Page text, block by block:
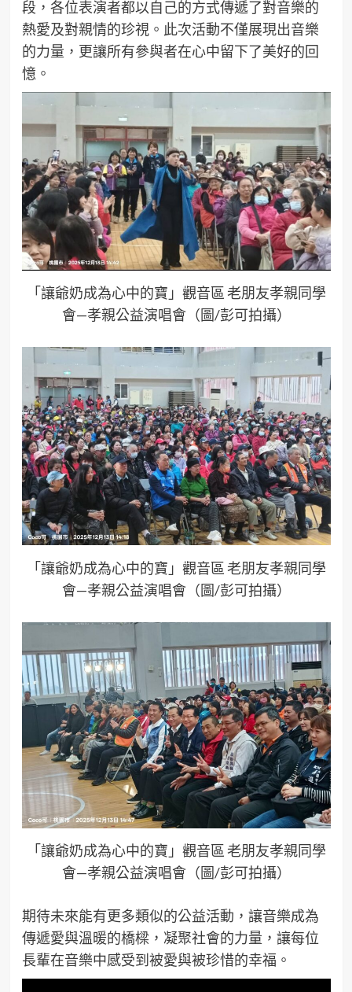
段，各位表演者都以自己的方式傳遞了對音樂的
熱愛及對親情的珍視。此次活動不僅展現出音樂
的力量，更讓所有參與者在心中留下了美好的回
憶。
「讓爺奶成為心中的寶」觀音區 老朋友孝親同學
會—孝親公益演唱會（圖/彭可拍攝）
「讓爺奶成為心中的寶」觀音區 老朋友孝親同學
會—孝親公益演唱會（圖/彭可拍攝）
「讓爺奶成為心中的寶」觀音區 老朋友孝親同學
會—孝親公益演唱會（圖/彭可拍攝）
期待未來能有更多類似的公益活動，讓音樂成為
傳遞愛與溫暖的橋樑，凝聚社會的力量，讓每位
長輩在音樂中感受到被愛與被珍惜的幸福。